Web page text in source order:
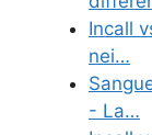
Incall
nei…
- La…